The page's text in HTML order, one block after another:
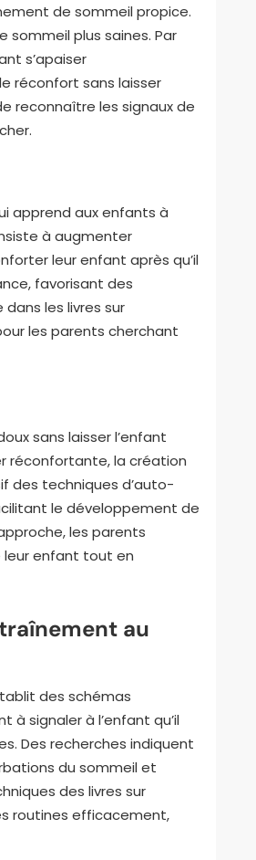
de sommeil propice.
plus saines. Par
s’apaiser
réconfort sans laisser
reconnaître les signaux de
apprend aux enfants à
à augmenter
leur enfant après qu’il
favorisant des
les livres sur
les parents cherchant
sans laisser l’enfant
réconfortante, la création
des techniques d’auto-
le développement de
les parents
leur enfant tout en
au
des schémas
à signaler à l’enfant qu’il
Des recherches indiquent
du sommeil et
des livres sur
routines efficacement,